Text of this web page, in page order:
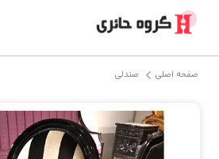
صفحه اصلی صندلی